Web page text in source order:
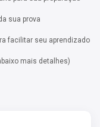
sua prova
facilitar seu aprendizado
mais detalhes)